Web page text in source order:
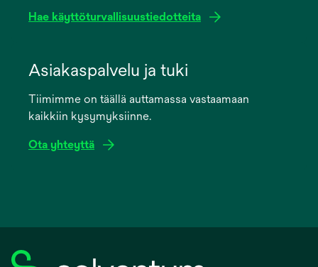
Hae käyttöturvallisuustiedotteita
new
Asiakaspalvelu ja tuki
Tiimimme on täällä auttamassa vastaamaan
kaikkiin kysymyksiinne.
Ota yhteyttä